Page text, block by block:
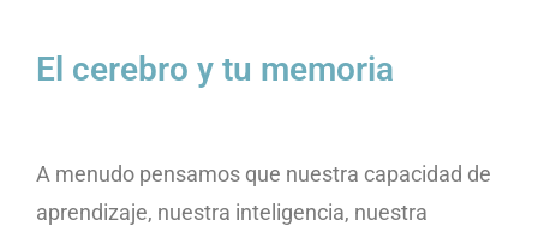
El cerebro y tu memoria
A menudo pensamos que nuestra capacidad de
aprendizaje, nuestra inteligencia, nuestra